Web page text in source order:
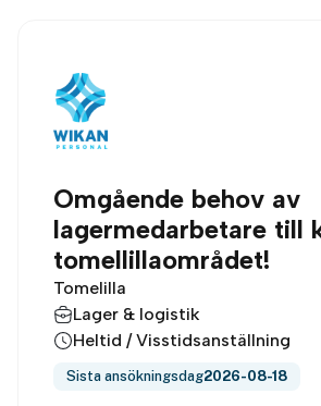
Omgående behov av
lagermedarbetare till
tomellillaområdet!
Tomelilla
Lager & logistik
Heltid / Visstidsanställning
Sista ansökningsdag2026-08-18